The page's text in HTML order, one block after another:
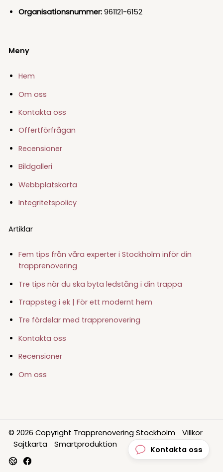
Organisationsnummer: 961121-6152
Meny
Hem
Om oss
Kontakta oss
Offertförfrågan
Recensioner
Bildgalleri
Webbplatskarta
Integritetspolicy
Artiklar
Fem tips från våra experter i Stockholm inför din
trapprenovering
Tre tips när du ska byta ledstång i din trappa
Trappsteg i ek | För ett modernt hem
Tre fördelar med trapprenovering
Kontakta oss
Recensioner
Om oss
© 2026 Copyright Trapprenovering Stockholm
Villkor
Sajtkarta
Smartproduktion
Kontakta oss